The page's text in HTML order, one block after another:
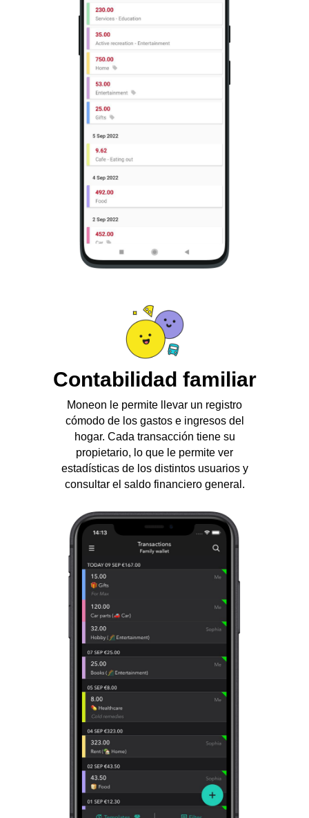
Moneon le permite llevar un registro
cómodo de los gastos e ingresos del
hogar. Cada transacción tiene su
propietario, lo que le permite ver
estadísticas de los distintos usuarios y
consultar el saldo financiero general.
Contabilidad familiar